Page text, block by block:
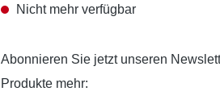
Nicht mehr verfügbar
Abonnieren Sie jetzt unseren
Produkte mehr: